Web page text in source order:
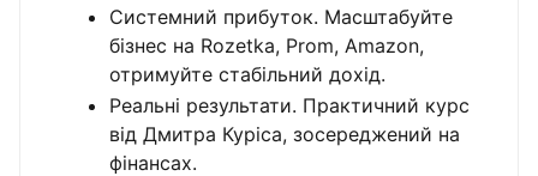
Системний прибуток. Масштабуйте
бізнес на Rozetka, Prom, Amazon,
отримуйте стабільний дохід.
Реальні результати. Практичний курс
від Дмитра Куріса, зосереджений на
фінансах.